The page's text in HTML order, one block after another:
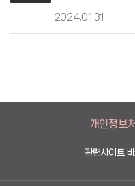
2024.01.31
개인정보
관련사이트 바